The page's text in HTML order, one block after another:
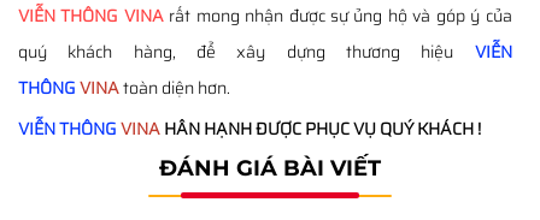
VIỄN THÔNG VINA rất mong nhận được sự ủng hộ và góp ý của
quý khách hàng, để xây dựng thương hiệu VIỄN
THÔNGVINAtoàn diện hơn.
VIỄN THÔNGVINAHÂN HẠNH ĐƯỢC PHỤC VỤ QUÝ KHÁCH !
ĐÁNH GIÁ BÀI VIẾT